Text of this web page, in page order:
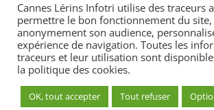
Politique de cookies|Déclaration
Cannes Lérins Infotri utilise des traceurs
permettre le bon fonctionnement du
anonymement son audience,
expérience de navigation. Toutes les
traceurs et leur utilisation sont
la politique des cookies.
OK, tout accepter Tout refuser